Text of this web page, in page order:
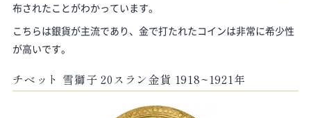
布されたことがわかっています。
こちらは銀貨が主流であり、金で打たれたコインは非常に希少性
が高いです。
チベット 雪獅子 20スラン金貨 1918~1921年